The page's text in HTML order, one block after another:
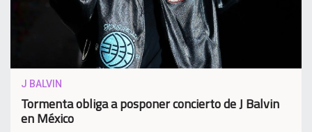
J BALVIN
Tormenta obliga a posponer concierto de J Balvin
en México